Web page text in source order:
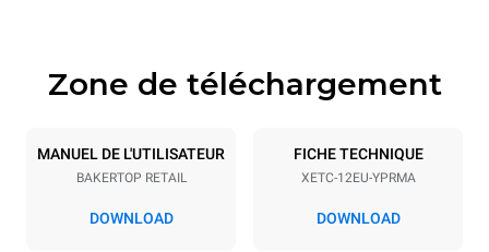
Caractéristiques de la plaque
12 600x400
Espace entre les plaques
Zone de téléchargement
MANUEL DE L'UTILISATEUR
BAKERTOP RETAIL
DOWNLOAD
FICHE TECHNIQUE
XETC-12EU-YPRMA
DOWNLOAD